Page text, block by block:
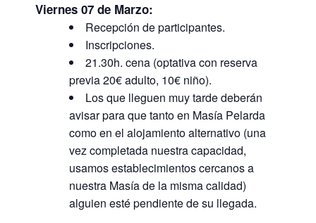
Viernes 07 de Marzo:
Recepción de participantes.
Inscripciones.
21.30h. cena (optativa con reserva
previa 20€ adulto, 10€ niño).
Los que lleguen muy tarde deberán
avisar para que tanto en Masía Pelarda
como en el alojamiento alternativo (una
vez completada nuestra capacidad,
usamos establecimientos cercanos a
nuestra Masía de la misma calidad)
alguien esté pendiente de su llegada.